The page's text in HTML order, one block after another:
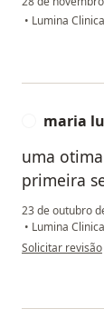
• Lumina
maria
uma
primeira
23 de outubro
• Lumina
na opinião do
Solicitar revisão